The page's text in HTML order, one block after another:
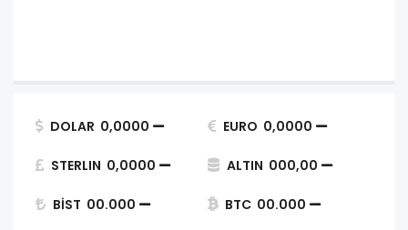
DOLAR 0,0000 EURO 0,0000
STERLIN 0,0000 ALTIN 000,00
BİST 00.000 BTC 00.000